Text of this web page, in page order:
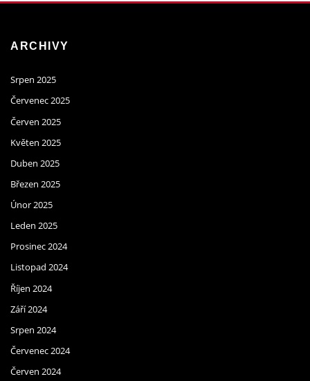
ARCHIVY
Srpen 2025
Červenec 2025
Červen 2025
Květen 2025
Duben 2025
Březen 2025
Únor 2025
Leden 2025
Prosinec 2024
Listopad 2024
Říjen 2024
Září 2024
Srpen 2024
Červenec 2024
Červen 2024